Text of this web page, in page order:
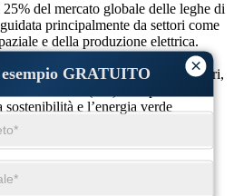
×
GRATUITO
del mercato globale delle leghe di
principalmente da settori come
e della produzione elettrica.
e Regno Unito contribuiscono in
con applicazioni in connettori,
elettrici (EV). La spinta
e l’energia verde
materiali ad alte prestazioni nelle
contribuendo alla crescita del